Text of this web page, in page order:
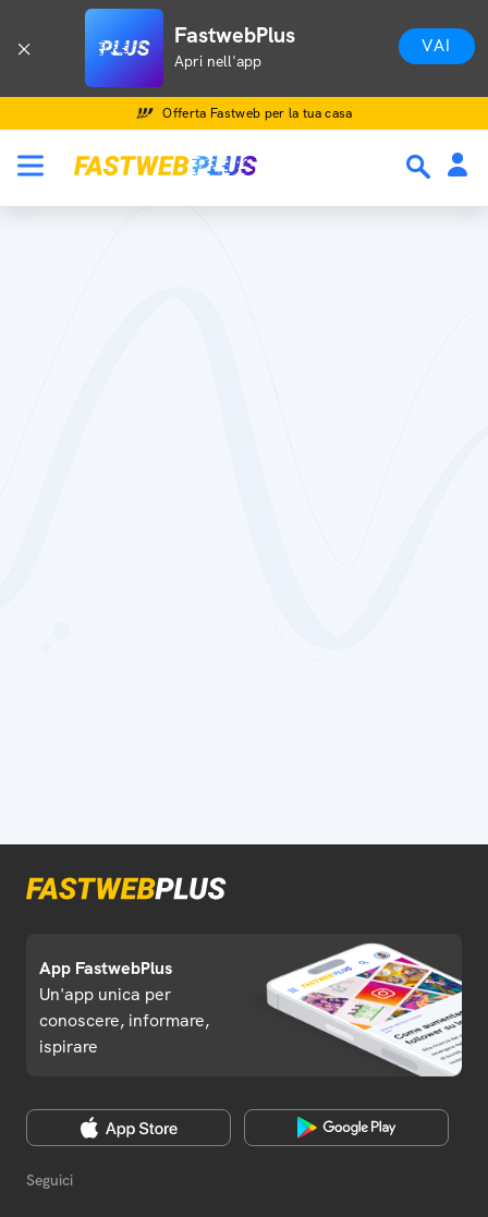
FastwebPlus
Apri nell'app
VAI
Offerta Fastweb per la tua casa
App FastwebPlus
Un'app unica per
conoscere, informare,
ispirare
Seguici